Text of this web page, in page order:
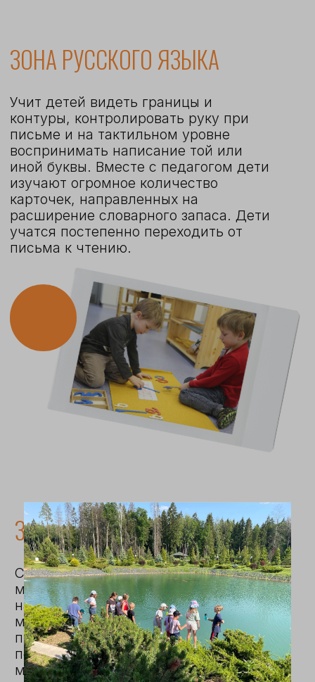
Мы встречаем детей в 8.00,
завтракаем и ведём с ними
беседы о том, что они делали
накануне вечером, или как
прошло их утро (это и есть со-
настройка).
Монтессори-сессия — это
время, когда дети максимально
продуктивно саморазвиваются,
работают с материалом в
Мы бережём работу детей, их
концентрацию, поэтому всегда
призываем мам и пап
приводить детей вовремя,
чтобы они успевали
настроиться и продуктивно
работать с материалами в
течение Монтессори-сессии.
сессия
(+ завтрак и
11:00 – 12:30
перекус и
прогулка
12:30 – 13:00 Обед
13:30 – 15:30 Отдых и сон
15:15 – 15:45 Полдник
15:45 – 17:00 Дополнительные
занятия
17:00 – 17:15 Ужин
17:15 – 19:00 Прогулка